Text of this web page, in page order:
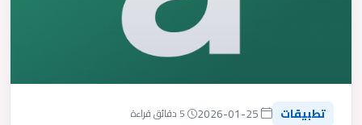
تطبيقات